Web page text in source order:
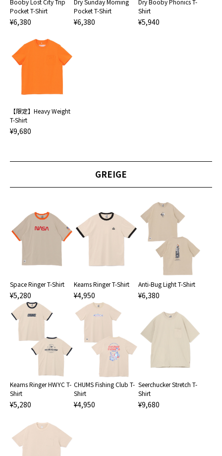
Booby Lost City Trip
Pocket T-Shirt
¥6,380
Dry Sunday Morning
Pocket T-Shirt
¥6,380
Dry Booby Phonics T-
Shirt
¥5,940
【限定】Heavy Weight
T-Shirt
¥9,680
GREIGE
Space Ringer T-Shirt
¥5,280
Kearns Ringer T-Shirt
¥4,950
Anti-Bug Light T-Shirt
¥6,380
Kearns Ringer HWYC T-
Shirt
¥5,280
CHUMS Fishing Club T-
Shirt
¥4,950
Seerchucker Stretch T-
Shirt
¥9,680